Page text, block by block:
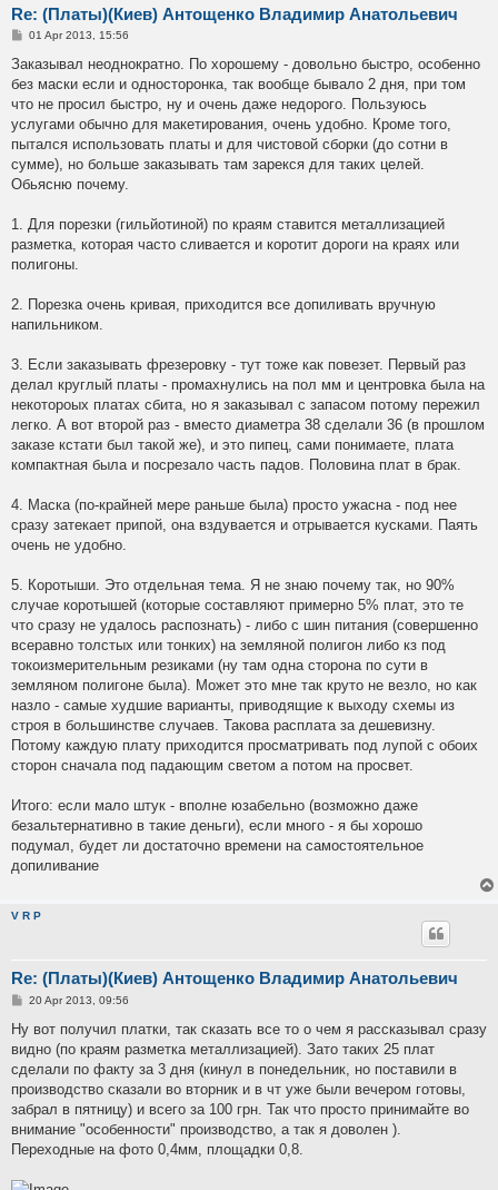
====		======		=====
2 		0.7		23
3 		0.9		26
4 		1.0		10
5 		3.0		5
----
Re: (Платы)(Киев) Антощенко Владимир Анатольевич
P
s
01 Apr 2013, 15:56
Заказывал неоднократно. По хорошему - довольно быстро, особенно
без маски если и односторонка, так вообще бывало 2 дня, при том
что не просил быстро, ну и очень даже недорого. Пользуюсь
услугами обычно для макетирования, очень удобно. Кроме того,
пытался использовать платы и для чистовой сборки (до сотни в
сумме), но больше заказывать там зарекся для таких целей.
Обьясню почему.
1. Для порезки (гильйотиной) по краям ставится металлизацией
разметка, которая часто сливается и коротит дороги на краях или
полигоны.
2. Порезка очень кривая, приходится все допиливать вручную
напильником.
3. Если заказывать фрезеровку - тут тоже как повезет. Первый раз
делал круглый платы - промахнулись на пол мм и центровка была на
некотороых платах сбита, но я заказывал с запасом потому пережил
легко. А вот второй раз - вместо диаметра 38 сделали 36 (в прошлом
заказе кстати был такой же), и это пипец, сами понимаете, плата
компактная была и посрезало часть падов. Половина плат в брак.
4. Маска (по-крайней мере раньше была) просто ужасна - под нее
сразу затекает припой, она вздувается и отрывается кусками. Паять
очень не удобно.
5. Коротыши. Это отдельная тема. Я не знаю почему так, но 90%
случае коротышей (которые составляют примерно 5% плат, это те
что сразу не удалось распознать) - либо с шин питания (совершенно
всеравно толстых или тонких) на земляной полигон либо кз под
токоизмерительным резиками (ну там одна сторона по сути в
земляном полигоне была). Может это мне так круто не везло, но как
назло - самые худшие варианты, приводящие к выходу схемы из
строя в большинстве случаев. Такова расплата за дешевизну.
Потому каждую плату приходится просматривать под лупой с обоих
сторон сначала под падающим светом а потом на просвет.
Итого: если мало штук - вполне юзабельно (возможно даже
безальтернативно в такие деньги), если много - я бы хорошо
подумал, будет ли достаточно времени на самостоятельное
допиливание
V R P
Re: (Платы)(Киев) Антощенко Владимир Анатольевич
P
s
t
20 Apr 2013, 09:56
Ну вот получил платки, так сказать все то о чем я рассказывал сразу
видно (по краям разметка металлизацией). Зато таких 25 плат
сделали по факту за 3 дня (кинул в понедельник, но поставили в
производство сказали во вторник и в чт уже были вечером готовы,
забрал в пятницу) и всего за 100 грн. Так что просто принимайте во
внимание "особенности" производство, а так я доволен ).
Переходные на фото 0,4мм, площадки 0,8.